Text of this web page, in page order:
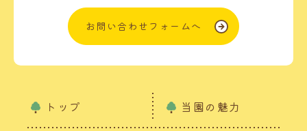
お問い合わせフォームへ
トップ 当園の魅力